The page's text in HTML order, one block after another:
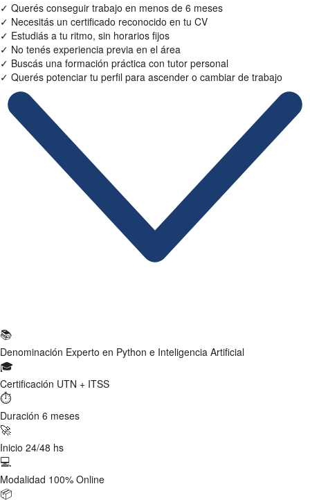
✓ Querés conseguir trabajo en menos de 6 meses
✓ Necesitás un certificado reconocido en tu CV
✓ Estudiás a tu ritmo, sin horarios fijos
✓ No tenés experiencia previa en el área
✓ Buscás una formación práctica con tutor personal
✓ Querés potenciar tu perfil para ascender o cambiar de trabajo
📚
Denominación Experto en Python e Inteligencia Artificial
🎓
Certificación UTN + ITSS
⏱
Duración 6 meses
🚀
Inicio 24/48 hs
💻
Modalidad 100% Online
📦